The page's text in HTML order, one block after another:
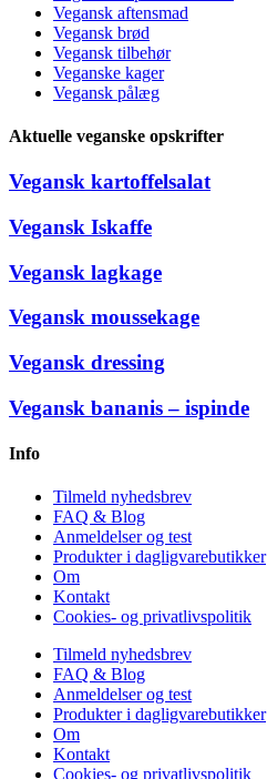
Vegansk aftensmad
Vegansk brød
Vegansk tilbehør
Veganske kager
Vegansk pålæg
Aktuelle veganske opskrifter
Vegansk kartoffelsalat
Vegansk Iskaffe
Vegansk lagkage
Vegansk moussekage
Vegansk dressing
Vegansk bananis – ispinde
Info
Tilmeld nyhedsbrev
FAQ & Blog
Anmeldelser og test
Produkter i dagligvarebutikker
Om
Kontakt
Cookies- og privatlivspolitik
Tilmeld nyhedsbrev
FAQ & Blog
Anmeldelser og test
Produkter i dagligvarebutikker
Om
Kontakt
Cookies- og privatlivspolitik